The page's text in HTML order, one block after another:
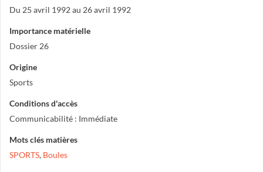
Du 25 avril 1992 au 26 avril 1992
Importance matérielle
Dossier 26
Origine
Sports
Conditions d'accès
Communicabilité : Immédiate
Mots clés matières
SPORTS, Boules